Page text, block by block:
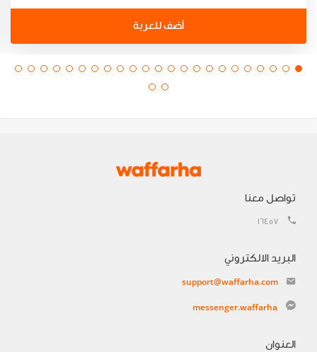
أضف للعربة
تواصل معنا
16457
البريد الالكتروني
support@waffarha.com
messenger.waffarha
العنوان